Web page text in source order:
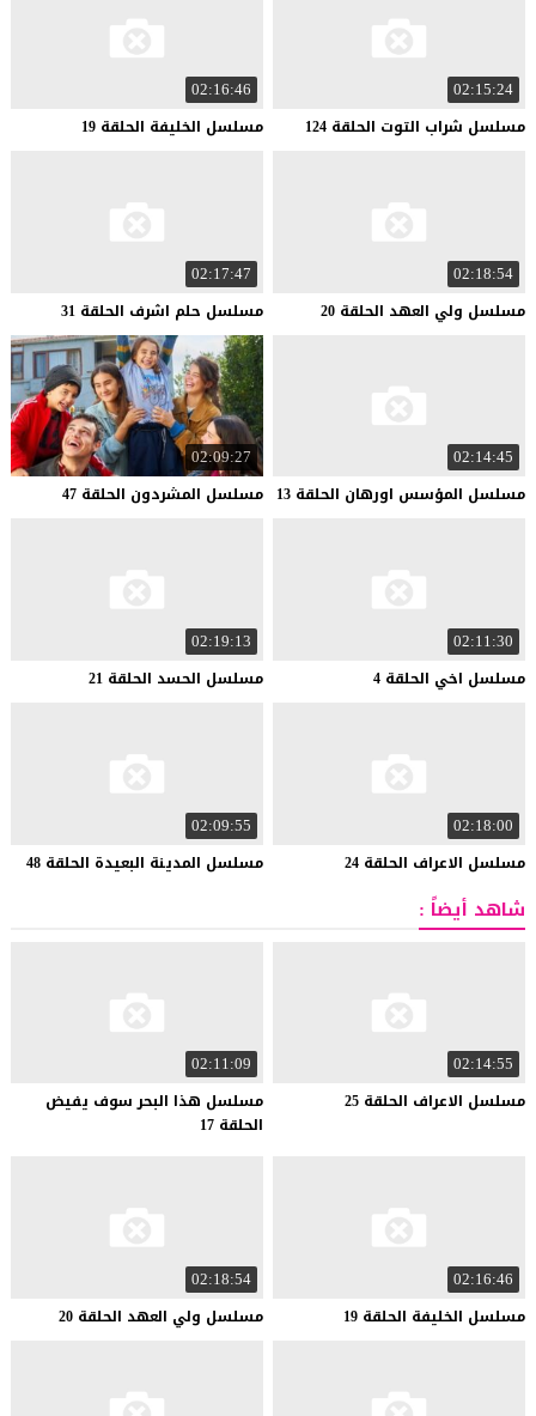
02:15:24
مسلسل شراب التوت الحلقة 124
02:16:46
مسلسل الخليفة الحلقة 19
02:18:54
مسلسل ولي العهد الحلقة 20
02:17:47
مسلسل حلم اشرف الحلقة 31
02:14:45
مسلسل المؤسس اورهان الحلقة 13
02:09:27
مسلسل المشردون الحلقة 47
02:11:30
مسلسل اخي الحلقة 4
02:19:13
مسلسل الحسد الحلقة 21
02:18:00
مسلسل الاعراف الحلقة 24
02:09:55
مسلسل المدينة البعيدة الحلقة 48
شاهد أيضاً :
02:14:55
مسلسل الاعراف الحلقة 25
02:11:09
مسلسل هذا البحر سوف يفيض
الحلقة 17
02:16:46
مسلسل الخليفة الحلقة 19
02:18:54
مسلسل ولي العهد الحلقة 20